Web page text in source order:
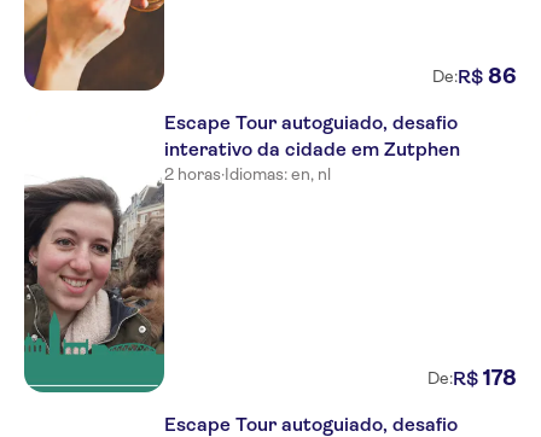
De:R$ 86
Escape Tour autoguiado, desafio
interativo da cidade em Zutphen
2 horas·Idiomas: en, nl
De:R$ 178
Escape Tour autoguiado, desafio